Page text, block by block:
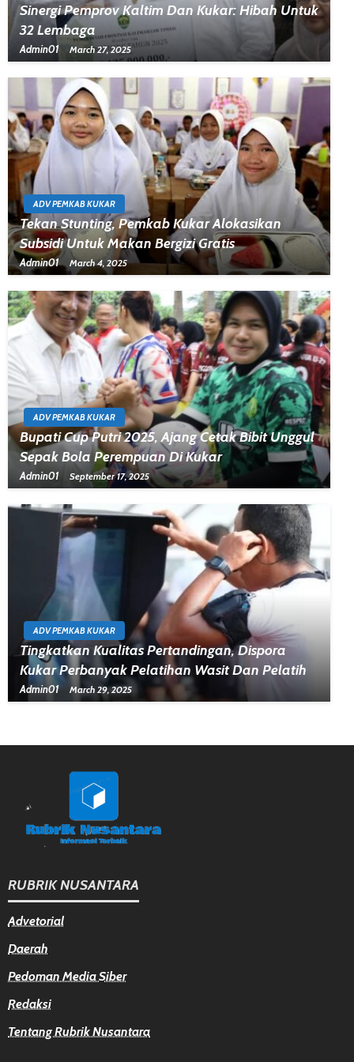
Sinergi Pemprov Kaltim Dan Kukar: Hibah Untuk
32 Lembaga
Admin01 March 27, 2025
ADV PEMKAB KUKAR
Tekan Stunting, Pemkab Kukar Alokasikan
Subsidi Untuk Makan Bergizi Gratis
Admin01 March 4, 2025
ADV PEMKAB KUKAR
Bupati Cup Putri 2025, Ajang Cetak Bibit Unggul
Sepak Bola Perempuan Di Kukar
Admin01 September 17, 2025
ADV PEMKAB KUKAR
Tingkatkan Kualitas Pertandingan, Dispora
Kukar Perbanyak Pelatihan Wasit Dan Pelatih
Admin01 March 29, 2025
RUBRIK NUSANTARA
Advetorial
Daerah
Pedoman Media Siber
Redaksi
Tentang Rubrik Nusantara